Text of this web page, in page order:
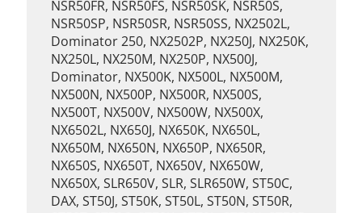
NSR50FR, NSR50FS, NSR50SK, NSR50S,
NSR50SP, NSR50SR, NSR50SS, NX2502L,
Dominator 250, NX2502P, NX250J, NX250K,
NX250L, NX250M, NX250P, NX500J,
Dominator, NX500K, NX500L, NX500M,
NX500N, NX500P, NX500R, NX500S,
NX500T, NX500V, NX500W, NX500X,
NX6502L, NX650J, NX650K, NX650L,
NX650M, NX650N, NX650P, NX650R,
NX650S, NX650T, NX650V, NX650W,
NX650X, SLR650V, SLR, SLR650W, ST50C,
DAX, ST50J, ST50K, ST50L, ST50N, ST50R,